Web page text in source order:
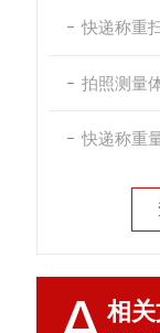
快递称重
拍照测量
快递称重
相